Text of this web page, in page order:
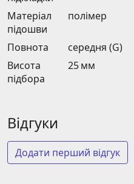
Матеріал
підошви
полімер
Повнота
середня (G)
Висота
підбора
25 мм
Відгуки
Додати перший відгук